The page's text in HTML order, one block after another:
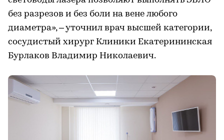
без разрезов и без боли на вене любого
диаметра», ‒ уточнил врач высшей категории,
сосудистый хирург Клиники Екатерининская
Бурлаков Владимир Николаевич.